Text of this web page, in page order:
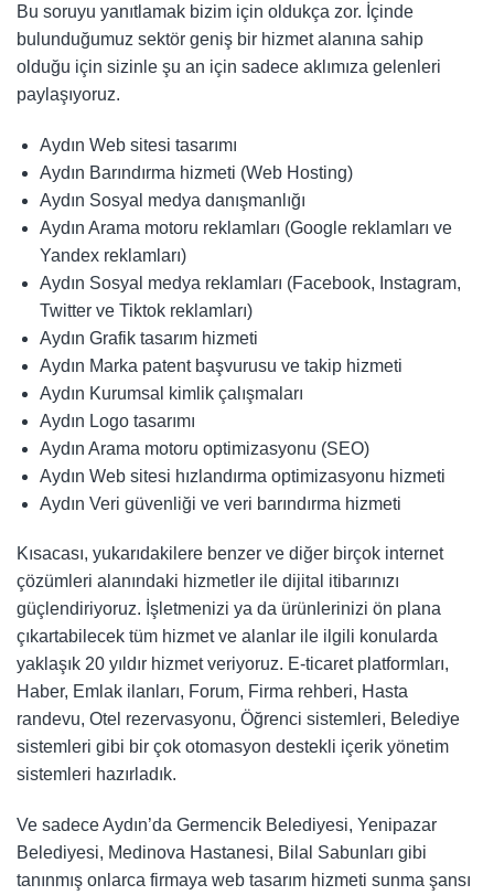
Bu soruyu yanıtlamak bizim için oldukça zor. İçinde
bulunduğumuz sektör geniş bir hizmet alanına sahip
olduğu için sizinle şu an için sadece aklımıza gelenleri
paylaşıyoruz.
Aydın Web sitesi tasarımı
Aydın Barındırma hizmeti (Web Hosting)
Aydın Sosyal medya danışmanlığı
Aydın Arama motoru reklamları (Google reklamları ve
Yandex reklamları)
Aydın Sosyal medya reklamları (Facebook, Instagram,
Twitter ve Tiktok reklamları)
Aydın Grafik tasarım hizmeti
Aydın Marka patent başvurusu ve takip hizmeti
Aydın Kurumsal kimlik çalışmaları
Aydın Logo tasarımı
Aydın Arama motoru optimizasyonu (SEO)
Aydın Web sitesi hızlandırma optimizasyonu hizmeti
Aydın Veri güvenliği ve veri barındırma hizmeti
Kısacası, yukarıdakilere benzer ve diğer birçok internet
çözümleri alanındaki hizmetler ile dijital itibarınızı
güçlendiriyoruz. İşletmenizi ya da ürünlerinizi ön plana
çıkartabilecek tüm hizmet ve alanlar ile ilgili konularda
yaklaşık 20 yıldır hizmet veriyoruz. E-ticaret platformları,
Haber, Emlak ilanları, Forum, Firma rehberi, Hasta
randevu, Otel rezervasyonu, Öğrenci sistemleri, Belediye
sistemleri gibi bir çok otomasyon destekli içerik yönetim
sistemleri hazırladık.
Ve sadece Aydın’da Germencik Belediyesi, Yenipazar
Belediyesi, Medinova Hastanesi, Bilal Sabunları gibi
tanınmış onlarca firmaya web tasarım hizmeti sunma şansı